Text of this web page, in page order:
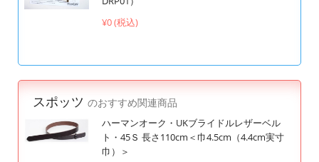
¥0 (税込)
スポッツ のおすすめ関連商品
ハーマンオーク・UKブライドルレザーベル
ト・45Ｓ 長さ110cm＜巾4.5cm（4.4cm実寸
巾）＞